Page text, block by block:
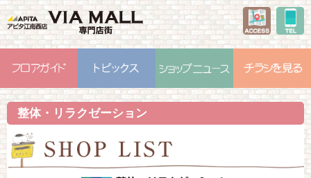
整体・リラクゼーション